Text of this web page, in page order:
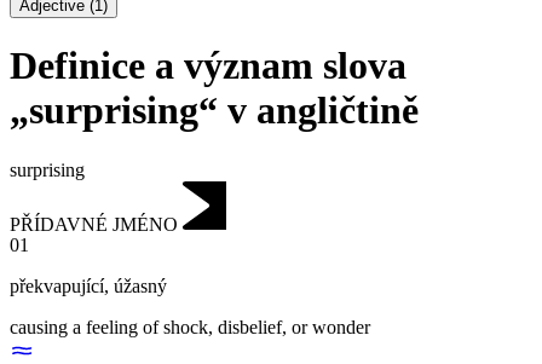
Adjective (1)
Definice a význam slova
„surprising“ v angličtině
surprising
PŘÍDAVNÉ JMÉNO
01
překvapující, úžasný
causing a feeling of shock, disbelief, or wonder